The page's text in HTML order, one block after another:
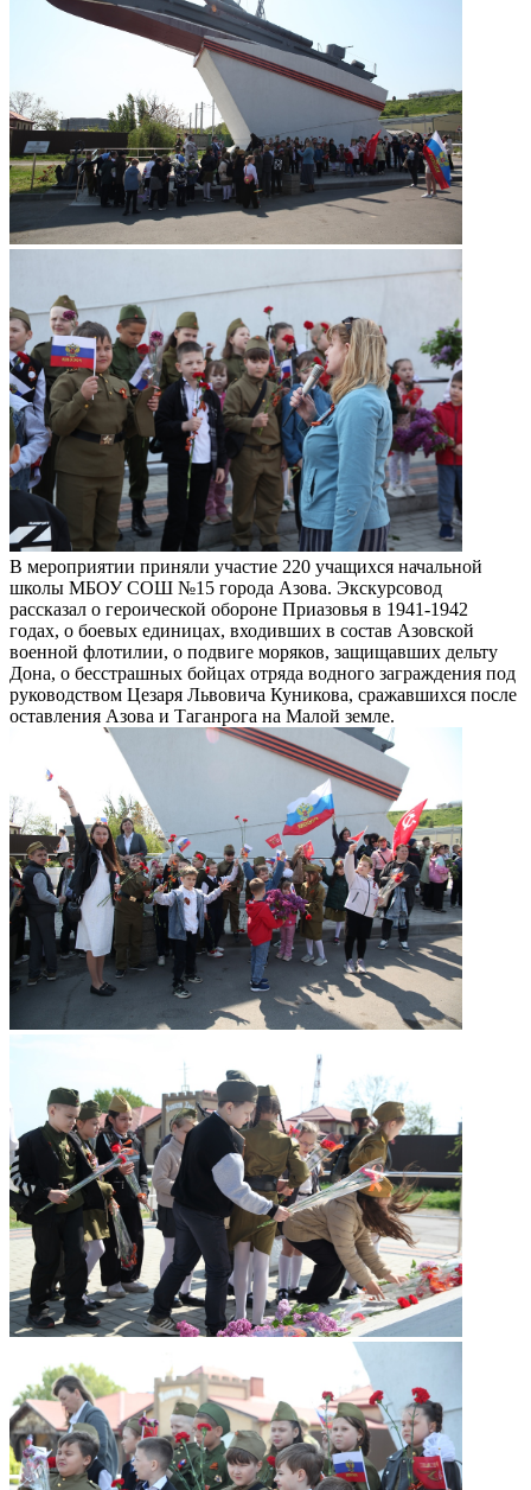
В мероприятии приняли участие 220 учащихся начальной
школы МБОУ СОШ №15 города Азова. Экскурсовод
рассказал о героической обороне Приазовья в 1941-1942
годах, о боевых единицах, входивших в состав Азовской
военной флотилии, о подвиге моряков, защищавших дельту
Дона, о бесстрашных бойцах отряда водного заграждения под
руководством Цезаря Львовича Куникова, сражавшихся после
оставления Азова и Таганрога на Малой земле.